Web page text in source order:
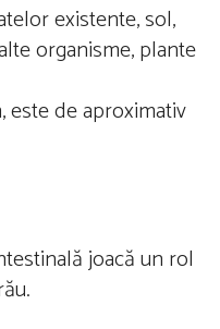
existente, sol,
organisme, plante
este de aproximativ
joacă un rol